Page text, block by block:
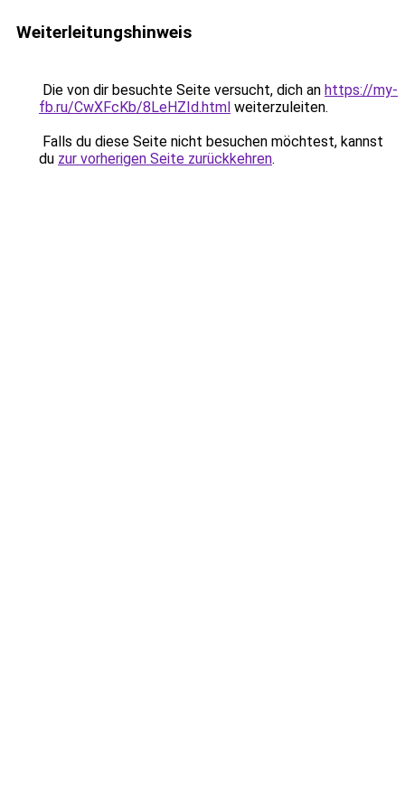
Weiterleitungshinweis
Die von dir besuchte Seite versucht, dich an https://my-
fb.ru/CwXFcKb/8LeHZId.html weiterzuleiten.
Falls du diese Seite nicht besuchen möchtest, kannst
du zur vorherigen Seite zurückkehren.